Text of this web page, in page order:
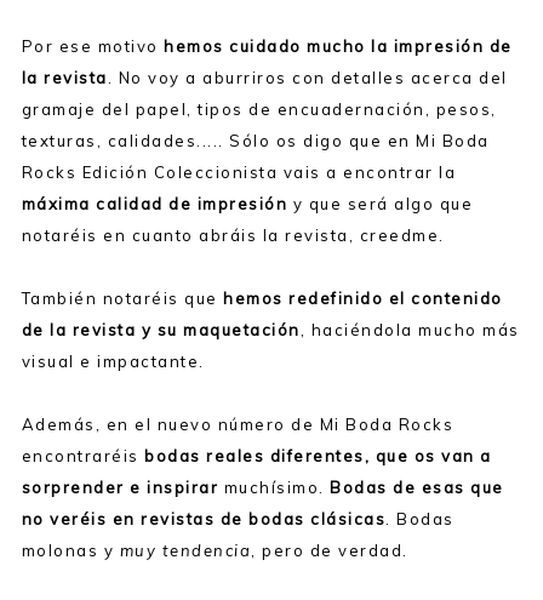
Por ese motivo hemos cuidado mucho la impresión de
la revista
. No voy a aburriros con detalles acerca del
gramaje del papel, tipos de encuadernación, pesos,
texturas, calidades..... Sólo os digo que en Mi Boda
Rocks Edición Coleccionista vais a encontrar la
máxima calidad de impresión y que será algo que
notaréis en cuanto abráis la revista, creedme.
También notaréis que hemos redefinido el contenido
de la revista y su maquetación
, haciéndola mucho más
visual e impactante.
Además, en el nuevo número de Mi Boda Rocks
encontraréis bodas reales diferentes, que os van a
sorprender e inspirar muchísimo. Bodas de esas que
no veréis en revistas de bodas clásicas . Bodas
molonas y muy tendencia , pero de verdad.